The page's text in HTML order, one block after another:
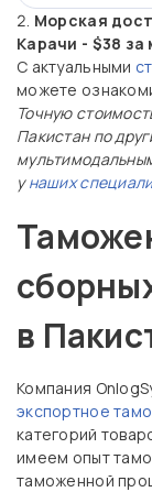
Морская
Карачи - $38 за
С актуальными
можете
Точную
Пакистан по
унаших
в
Компания
экспортное
категорий
имеем опыт
таможенной